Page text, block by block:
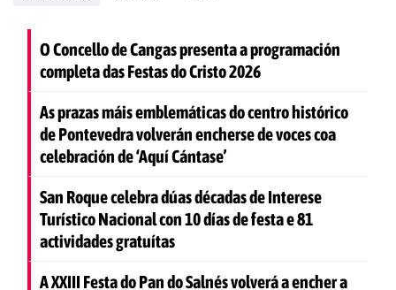
O Concello de Cangas presenta a programación
completa das Festas do Cristo 2026
As prazas máis emblemáticas do centro histórico
de Pontevedra volverán encherse de voces coa
celebración de ‘Aquí Cántase’
San Roque celebra dúas décadas de Interese
Turístico Nacional con 10 días de festa e 81
actividades gratuítas
A XXIII Festa do Pan do Salnés volverá a encher a